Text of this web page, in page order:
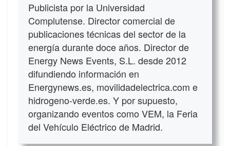
Publicista por la Universidad
Complutense. Director comercial de
publicaciones técnicas del sector de la
energía durante doce años. Director de
Energy News Events, S.L. desde 2012
difundiendo información en
Energynews.es, movilidadelectrica.com e
hidrogeno-verde.es. Y por supuesto,
organizando eventos como VEM, la Feria
del Vehículo Eléctrico de Madrid.